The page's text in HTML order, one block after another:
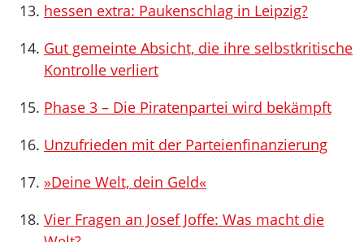
hessen extra: Paukenschlag in Leipzig?
Gut gemeinte Absicht, die ihre selbstkritische
Kontrolle verliert
Phase 3 – Die Piratenpartei wird bekämpft
Unzufrieden mit der Parteienfinanzierung
»Deine Welt, dein Geld«
Vier Fragen an Josef Joffe: Was macht die